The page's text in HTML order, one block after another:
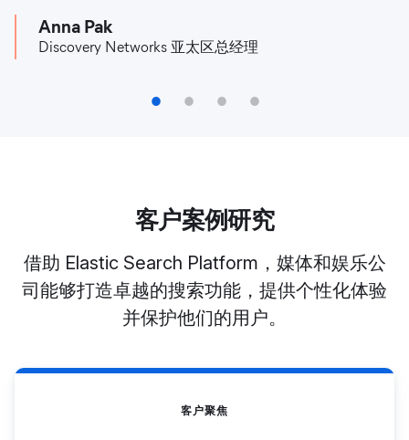
Anna Pak
Discovery Networks 亚太区总经理
Zero Latency 数据和见解分析师
1 2 3 4
客户案例研究
借助 Elastic Search Platform，媒体和娱乐公
司能够打造卓越的搜索功能，提供个性化体验
并保护他们的用户。
客户聚焦